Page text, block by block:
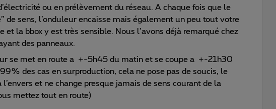
ou en prélèvement du réseau. A chaque fois que le
de sens, l’onduleur encaisse mais également un peu tout votre
et la bbox y est très sensible. Nous l’avons déjà remarqué chez
des panneaux.
se met en route a +-5h45 du matin et se coupe a +-21h30
des cas en surproduction, cela ne pose pas de soucis, le
et ne change presque jamais de sens courant de la
mettez tout en route)